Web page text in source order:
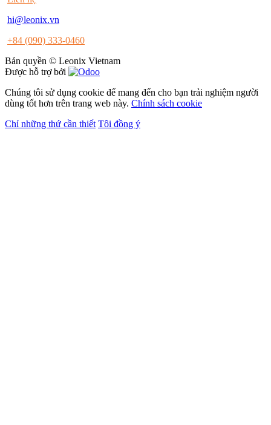
hi@leonix.vn
+84 (090) 333-0460
Bản quyền © Leonix Vietnam
Được hỗ trợ bởi
Chúng tôi sử dụng cookie để mang đến cho bạn trải nghiệm người
dùng tốt hơn trên trang web này. Chính sách cookie
Chỉ những thứ cần thiết Tôi đồng ý